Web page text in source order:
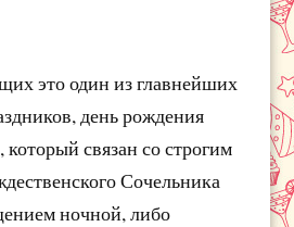
это один из главнейших
день рождения
связан со строгим
Сочельника
ночной, либо